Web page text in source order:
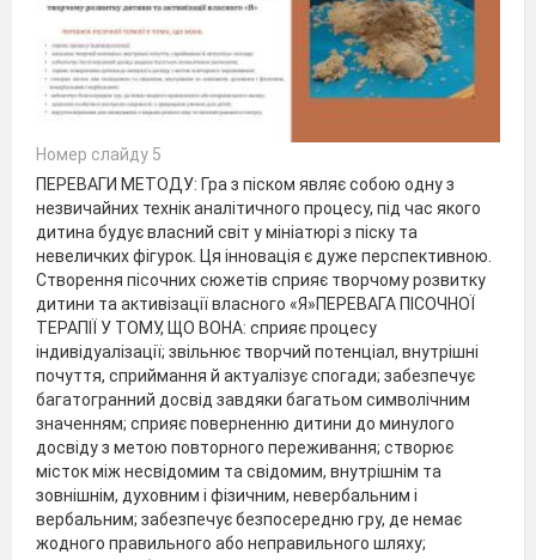
Номер слайду 5
ПЕРЕВАГИ МЕТОДУ: Гра з піском являє собою одну з
незвичайних технік аналітичного процесу, під час якого
дитина будує власний світ у мініатюрі з піску та
невеличких фігурок. Ця інновація є дуже перспективною.
Створення пісочних сюжетів сприяє творчому розвитку
дитини та активізації власного «Я»ПЕРЕВАГА ПІСОЧНОЇ
ТЕРАПІЇ У ТОМУ, ЩО ВОНА: сприяє процесу
індивідуалізації; звільнює творчий потенціал, внутрішні
почуття, сприймання й актуалізує спогади; забезпечує
багатогранний досвід завдяки багатьом символічним
значенням; сприяє поверненню дитини до минулого
досвіду з метою повторного переживання; створює
місток між несвідомим та свідомим, внутрішнім та
зовнішнім, духовним і фізичним, невербальним і
вербальним; забезпечує безпосередню гру, де немає
жодного правильного або неправильного шляху;